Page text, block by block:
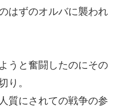
はずのオルバに襲われ
うと奮闘したのにその
り。
質にされての戦争の参